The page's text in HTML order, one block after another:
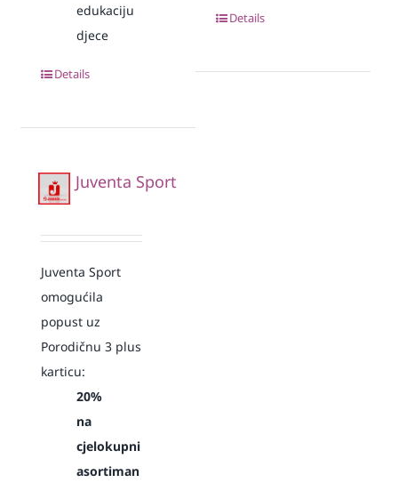
edukaciju
djece
Details
Details
Juventa Sport
Juventa Sport
omogućila
popust uz
Porodičnu 3 plus
karticu:
20%
na
cjelokupni
asortiman